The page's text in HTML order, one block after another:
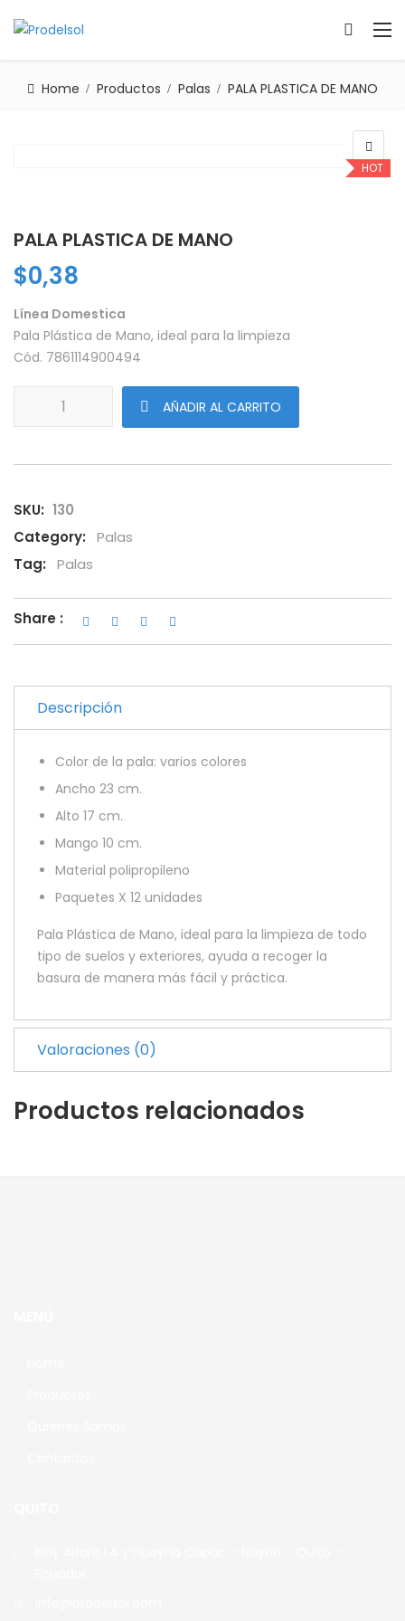
Home Productos Palas PALA PLASTICA DE MANO
HOT
PALA PLASTICA DE MANO
$0,38
Línea Domestica
Pala Plástica de Mano, ideal para la limpieza
Cód. 7861114900494
PALA PLASTICA DE MANO cantidad
AÑADIR AL CARRITO
SKU: 130
Category:
Palas
Tag:
Palas
Share :
Descripción
Color de la pala: varios colores
Ancho 23 cm.
Alto 17 cm.
Mango 10 cm.
Material polipropileno
Paquetes X 12 unidades
Pala Plástica de Mano, ideal para la limpieza de todo
tipo de suelos y exteriores, ayuda a recoger la
basura de manera más fácil y práctica.
Valoraciones (0)
Productos relacionados